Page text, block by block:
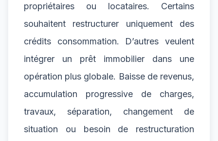
propriétaires ou locataires. Certains
souhaitent restructurer uniquement des
crédits consommation. D’autres veulent
intégrer un prêt immobilier dans une
opération plus globale. Baisse de revenus,
accumulation progressive de charges,
travaux, séparation, changement de
situation ou besoin de restructuration